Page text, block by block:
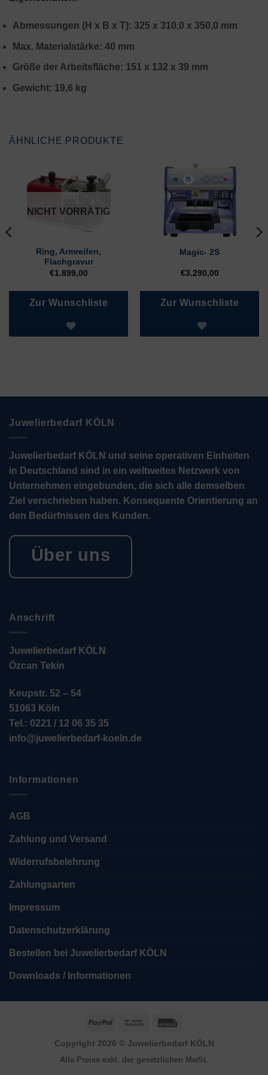
Abmessungen (H x B x T): 325 x 310,0 x 350,0 mm
Max. Materialstärke: 40 mm
Größe der Arbeitsfläche: 151 x 132 x 39 mm
Gewicht: 19,6 kg
ÄHNLICHE PRODUKTE
NICHT VORRÄTIG
Ring, Armreifen,
Flachgravur
€1.899,00
Zur Wunschliste
Magic- 2S
€3.290,00
Zur Wunschliste
Juwelierbedarf KÖLN
Juwelierbedarf KÖLN und seine operativen Einheiten
in Deutschland sind in ein weltweites Netzwerk von
Unternehmen eingebunden, die sich alle demselben
Ziel verschrieben haben. Konsequente Orientierung an
den Bedürfnissen des Kunden.
Über uns
Anschrift
Juwelierbedarf KÖLN
Özcan Tekin
Keupstr. 52 – 54
51063 Köln
Tel.: 0221 / 12 06 35 35
info@juwelierbedarf-koeln.de
Informationen
AGB
Zahlung und Versand
Widerrufsbelehrung
Zahlungsarten
Impressum
Datenschutzerklärung
Bestellen bei Juwelierbedarf KÖLN
Downloads / Informationen
PayPal
Bank
Copyright 2026 © Juwelierbedarf KÖLN
Alle Preise exkl. der gesetzlichen MwSt.